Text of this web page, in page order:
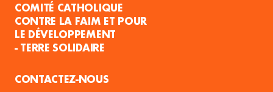
COMITÉ CATHOLIQUE
CONTRE LA FAIM ET POUR
LE DÉVELOPPEMENT
- TERRE SOLIDAIRE
CONTACTEZ-NOUS